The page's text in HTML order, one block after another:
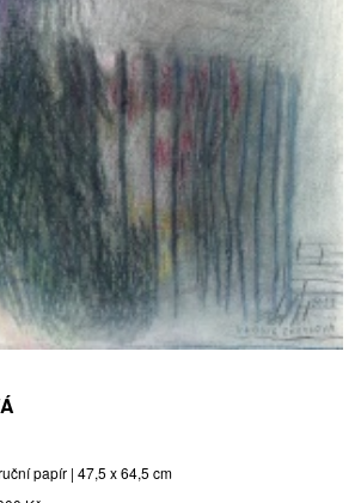
papír | 47,5 x 64,5 cm